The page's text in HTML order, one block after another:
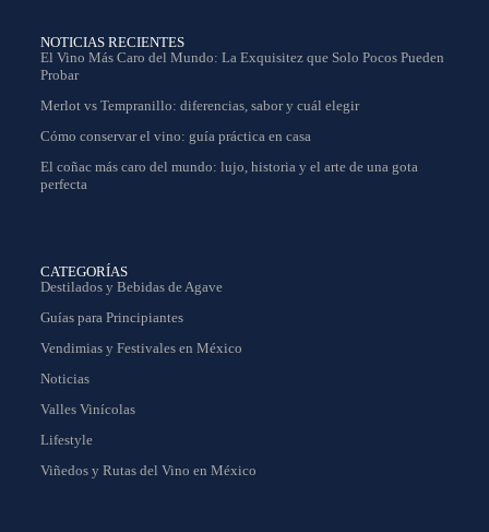
NOTICIAS RECIENTES
El Vino Más Caro del Mundo: La Exquisitez que Solo Pocos Pueden
Probar
Merlot vs Tempranillo: diferencias, sabor y cuál elegir
Cómo conservar el vino: guía práctica en casa
El coñac más caro del mundo: lujo, historia y el arte de una gota
perfecta
CATEGORÍAS
Destilados y Bebidas de Agave
Guías para Principiantes
Vendimias y Festivales en México
Noticias
Valles Vinícolas
Lifestyle
Viñedos y Rutas del Vino en México